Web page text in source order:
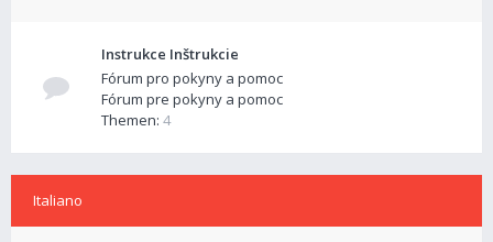
Instrukce Inštrukcie
Fórum pro pokyny a pomoc
Fórum pre pokyny a pomoc
Themen: 4
Italiano